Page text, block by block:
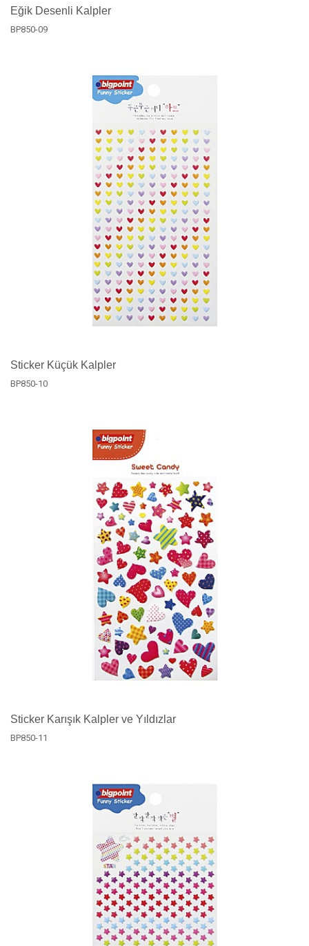
Eğik Desenli Kalpler
BP850-09
Sticker Küçük Kalpler
BP850-10
Sticker Karışık Kalpler ve Yıldızlar
BP850-11